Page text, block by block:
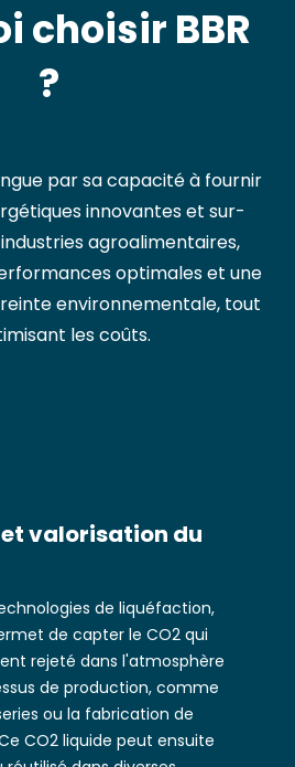
choisir BBR
?
par sa capacité à fournir
innovantes et sur-
agroalimentaires,
optimales et une
environnementale, tout
les coûts.
valorisation du
de liquéfaction,
de capter le CO2 qui
rejeté dans l'atmosphère
de production, comme
ou la fabrication de
CO2 liquide peut ensuite